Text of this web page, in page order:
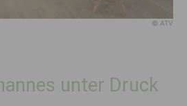
© ATV
unter Druck